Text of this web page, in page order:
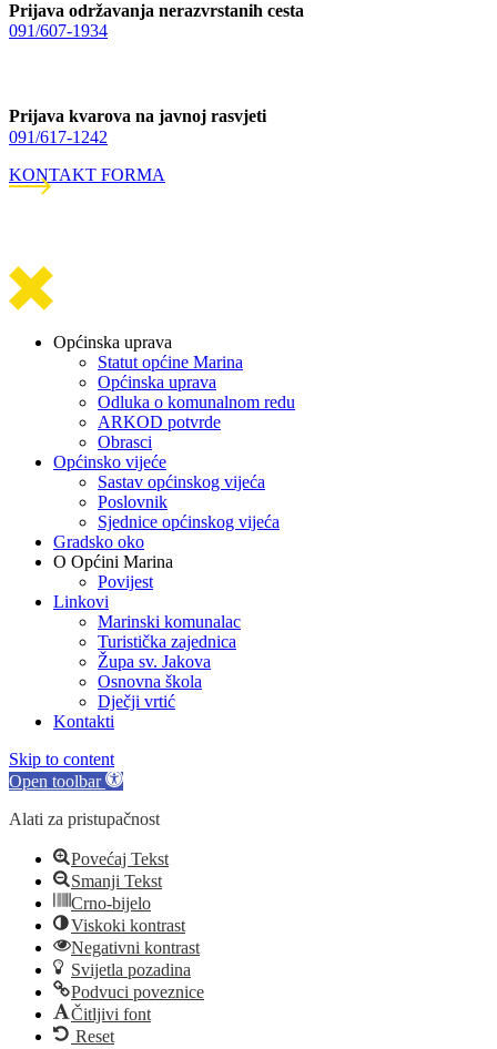
Prijava održavanja nerazvrstanih cesta
091/607-1934
Prijava kvarova na javnoj rasvjeti
091/617-1242
KONTAKT FORMA
Općinska uprava
Statut općine Marina
Općinska uprava
Odluka o komunalnom redu
ARKOD potvrde
Obrasci
Općinsko vijeće
Sastav općinskog vijeća
Poslovnik
Sjednice općinskog vijeća
Gradsko oko
O Općini Marina
Povijest
Linkovi
Marinski komunalac
Turistička zajednica
Župa sv. Jakova
Osnovna škola
Dječji vrtić
Kontakti
Skip to content
Open toolbar
Alati za pristupačnost
Povećaj Tekst
Smanji Tekst
Crno-bijelo
Viskoki kontrast
Negativni kontrast
Svijetla pozadina
Podvuci poveznice
Čitljivi font
Reset